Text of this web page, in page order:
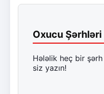
Oxucu Şərhləri
Hələlik heç bir şərh
siz yazın!